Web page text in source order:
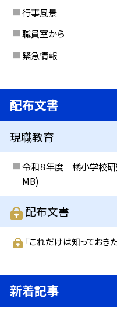
行事風景
職員室から
緊急情報
配布文書
現職教育
令和８年度 橘小学校
MB)
配布文書
「これだけは知っておき
新着記事